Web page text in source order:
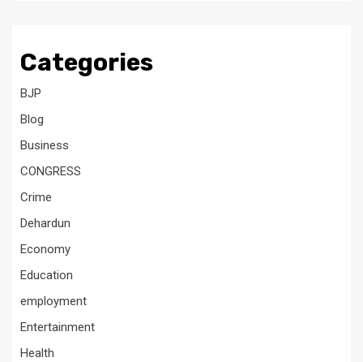
Categories
BJP
Blog
Business
CONGRESS
Crime
Dehardun
Economy
Education
employment
Entertainment
Health